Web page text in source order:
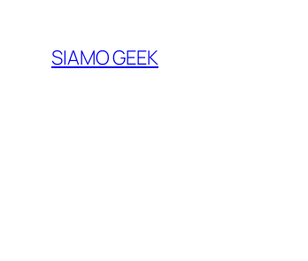
contenuto
SIAMO GEEK